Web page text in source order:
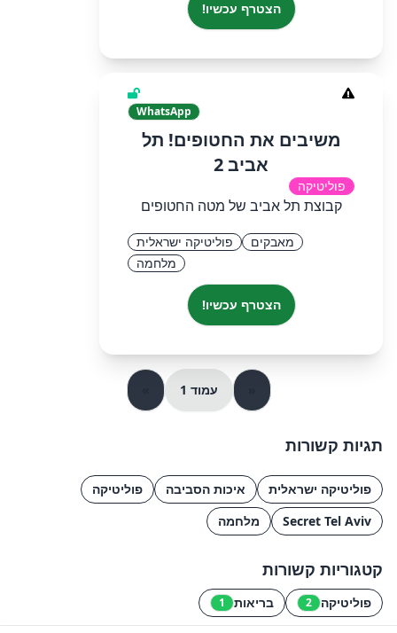
הצטרף עכשיו!
WhatsApp
משיבים את החטופים! תל
אביב 2
פוליטיקה
קבוצת תל אביב של מטה החטופים
מאבקים
פוליטיקה ישראלית
מלחמה
הצטרף עכשיו!
עמוד 1
תגיות קשורות
פוליטיקה ישראלית איכות הסביבה
פוליטיקה
Secret Tel Aviv
מלחמה
קטגוריות קשורות
פוליטיקה 2 בריאות 1